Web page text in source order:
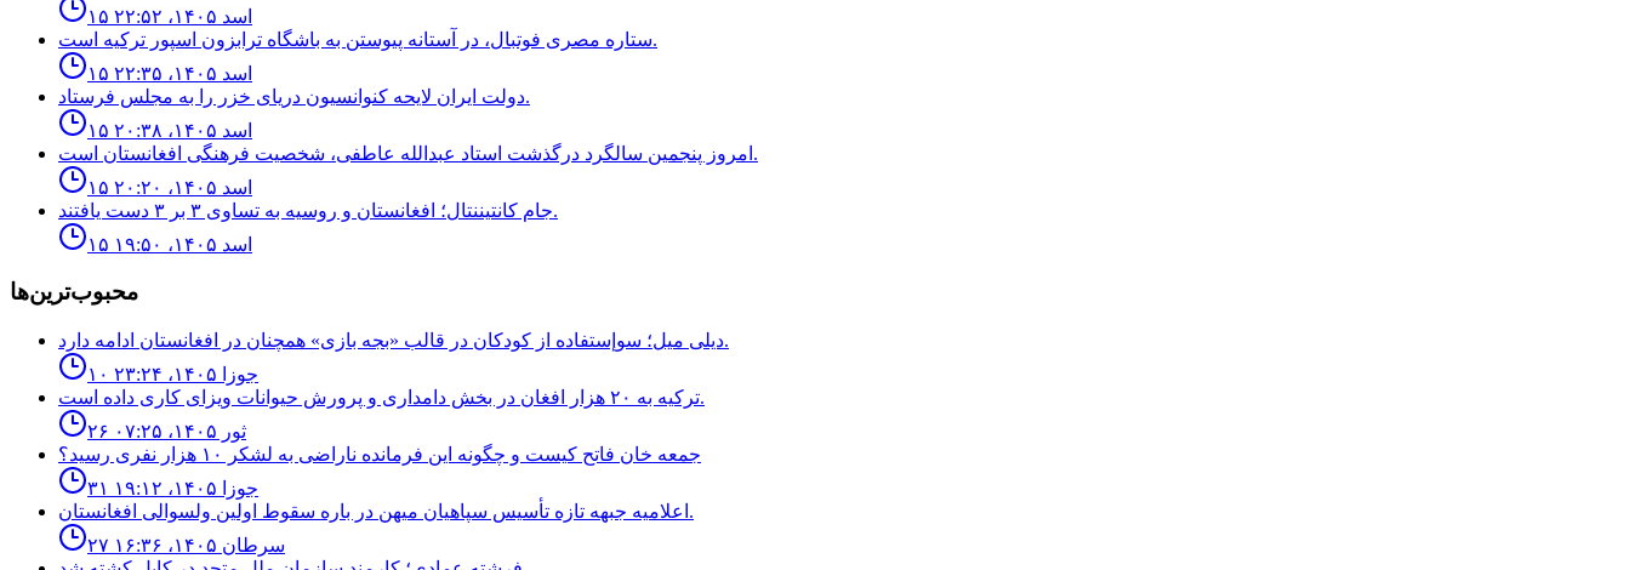
۱۵ اسد ۱۴۰۵، ۲۲:۵۲
ستاره مصرى فوتبال، در آستانه پيوستن به باشگاه ترابزون اسپور تركيه است.
۱۵ اسد ۱۴۰۵، ۲۲:۳۵
دولت ايران لايحه كنوانسيون درياى خزر را به مجلس فرستاد.
۱۵ اسد ۱۴۰۵، ۲۰:۳۸
امروز پنجمین سالگرد درگذشت استاد عبدالله عاطفی، شخصیت فرهنگی افغانستان است.
۱۵ اسد ۱۴۰۵، ۲۰:۲۰
جام كانتيننتال؛ افغانستان و روسيه به تساوى ٣ بر ٣ دست يافتند.
۱۵ اسد ۱۴۰۵، ۱۹:۵۰
محبوب‌ترین‌ها
ديلى ميل؛ سوإستفاده از كودكان در قالب «بجه بازى» همچنان در افغانستان ادامه دارد.
۱۰ جوزا ۱۴۰۵، ۲۳:۲۴
ترکیه به ۲۰ هزار افغان در بخش دامداری و پرورش حیوانات ویزای کاری داده است.
۲۶ ثور ۱۴۰۵، ۰۷:۲۵
جمعه خان فاتح كيست و چگونه اين فرمانده ناراضى به لشكر ١٠ هزار نفرى رسيد؟
۳۱ جوزا ۱۴۰۵، ۱۹:۱۲
اعلاميه جبهه تازه تأسيس سپاهيان ميهن در باره سقوط اولين ولسوالى افغانستان.
۲۷ سرطان ۱۴۰۵، ۱۶:۳۶